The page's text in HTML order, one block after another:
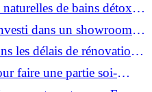
de bains détox
dans un showroom-
aux clients
les délais de rénovation à
faire une partie soi-
?